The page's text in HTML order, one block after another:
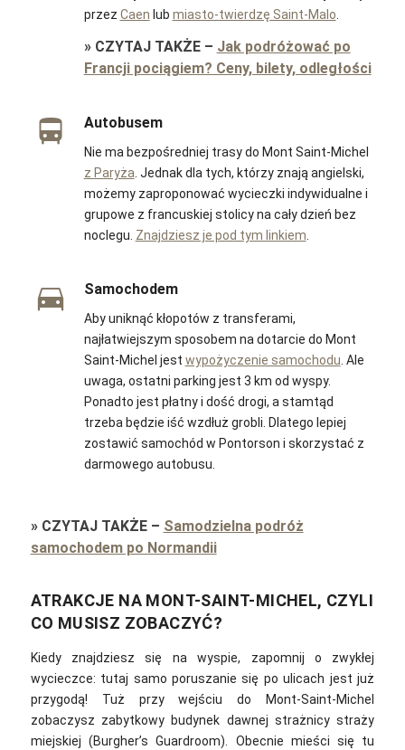
przez Caen lub miasto-twierdzę Saint-Malo
» CZYTAJ TAKŻE– Jak podróżować po
Francji pociągiem? Ceny, bilety, odległości
Autobusem
Nie ma bezpośredniej trasy do Mont Saint-Michel
z Paryża . Jednak dla tych, którzy znają angielski,
możemy zaproponować wycieczki indywidualne i
grupowe z francuskiej stolicy na cały dzień bez
noclegu. Znajdziesz je pod tym linkiem
Samochodem
Aby uniknąć kłopotów z transferami,
najłatwiejszym sposobem na dotarcie do Mont
Saint-Michel jest wypożyczenie samochodu . Ale
uwaga, ostatni parking jest 3 km od wyspy.
Ponadto jest płatny i dość drogi, a stamtąd
trzeba będzie iść wzdłuż grobli. Dlatego lepiej
zostawić samochód w Pontorson i skorzystać z
darmowego autobusu.
» CZYTAJ TAKŻE– Samodzielna podróż
samochodem po Normandii
ATRAKCJE NA MONT-SAINT-MICHEL, CZYLI
CO MUSISZ ZOBACZYĆ?
Kiedy znajdziesz się na wyspie, zapomnij o zwykłej
wycieczce: tutaj samo poruszanie się po ulicach jest już
przygodą! Tuż przy wejściu do Mont-Saint-Michel
zobaczysz zabytkowy budynek dawnej strażnicy straży
miejskiej (Burgher’s Guardroom). Obecnie mieści się tu